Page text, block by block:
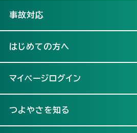
事故対応
はじめての方へ
マイページログイン
つよやさを知る